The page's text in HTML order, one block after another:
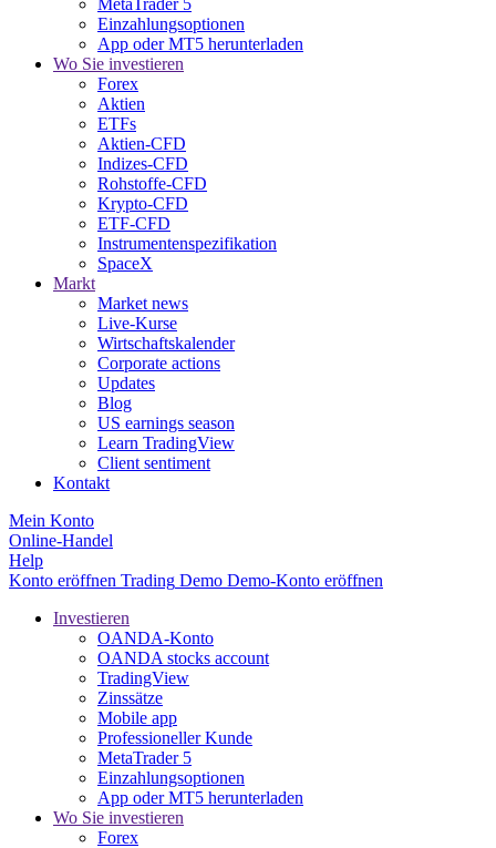
Einzahlungsoptionen
App oder MT5 herunterladen
Wo Sie investieren
Forex
Aktien
ETFs
Aktien-CFD
Indizes-CFD
Rohstoffe-CFD
Krypto-CFD
ETF-CFD
Instrumentenspezifikation
SpaceX
Markt
Market news
Live-Kurse
Wirtschaftskalender
Corporate actions
Updates
Blog
US earnings season
Learn TradingView
Client sentiment
Kontakt
Mein Konto
Online-Handel
Help
Konto eröffnen Trading Demo Demo-Konto eröffnen
Investieren
OANDA-Konto
OANDA stocks account
TradingView
Zinssätze
Mobile app
Professioneller Kunde
MetaTrader 5
Einzahlungsoptionen
App oder MT5 herunterladen
Wo Sie investieren
Forex